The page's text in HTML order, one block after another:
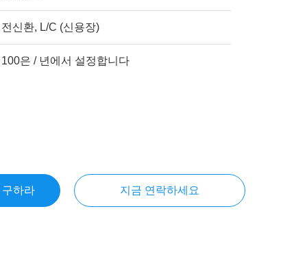
전신환, L/C (신용장)
100은 / 년에서 설정합니다
구하라 지금 연락하세요